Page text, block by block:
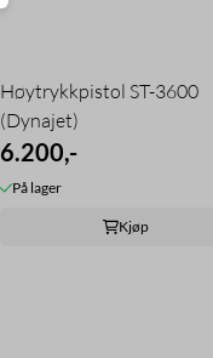
Høytrykkpistol ST-3600
(Dynajet)
6.200,-
På lager
Kjøp